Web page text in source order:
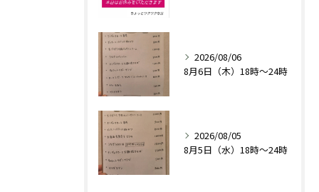
2026/08/06
8月6日（木）18時〜24時
2026/08/05
8月5日（水）18時〜24時